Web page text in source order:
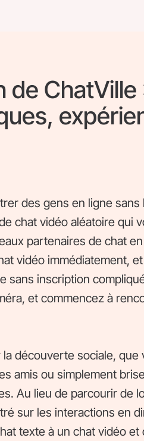
de ChatVille
des gens en ligne sans
chat vidéo aléatoire qui
partenaires de chat
vidéo immédiatement,
sans inscription
et commencez à
découverte sociale,
amis ou simplement
Au lieu de parcourir de
sur les interactions en
texte à un chat vidéo